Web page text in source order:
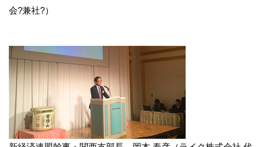
会?兼社?）